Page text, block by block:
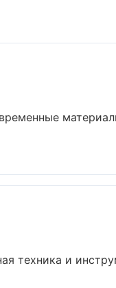
техника и